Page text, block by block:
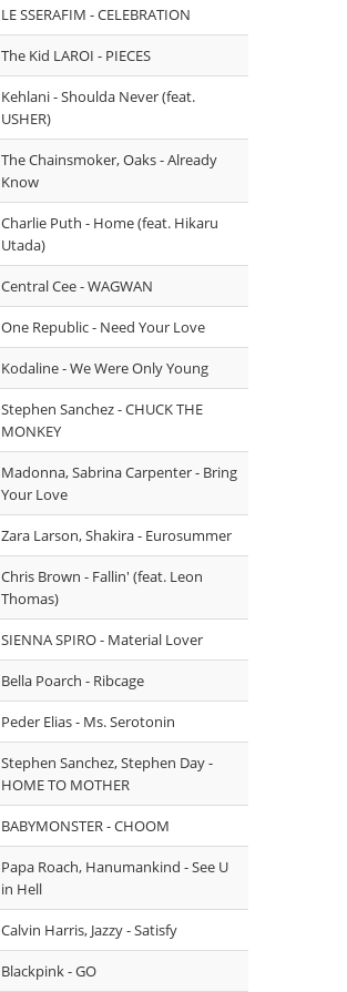
LE SSERAFIM - CELEBRATION
The Kid LAROI - PIECES
Kehlani - Shoulda Never (feat.
USHER)
The Chainsmoker, Oaks - Already
Know
Charlie Puth - Home (feat. Hikaru
Utada)
Central Cee - WAGWAN
One Republic - Need Your Love
Kodaline - We Were Only Young
Stephen Sanchez - CHUCK THE
MONKEY
Madonna, Sabrina Carpenter - Bring
Your Love
Zara Larson, Shakira - Eurosummer
Chris Brown - Fallin' (feat. Leon
Thomas)
SIENNA SPIRO - Material Lover
Bella Poarch - Ribcage
Peder Elias - Ms. Serotonin
Stephen Sanchez, Stephen Day -
HOME TO MOTHER
BABYMONSTER - CHOOM
Papa Roach, Hanumankind - See U
in Hell
⁠Calvin Harris, Jazzy - Satisfy
Blackpink - GO